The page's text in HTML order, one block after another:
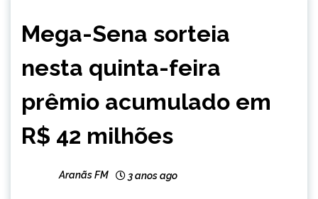
CAPELINHA
GERAIS
Mega-Sena sorteia
nesta quinta-feira
prêmio acumulado em
R$ 42 milhões
Aranãs FM 3 anos ago